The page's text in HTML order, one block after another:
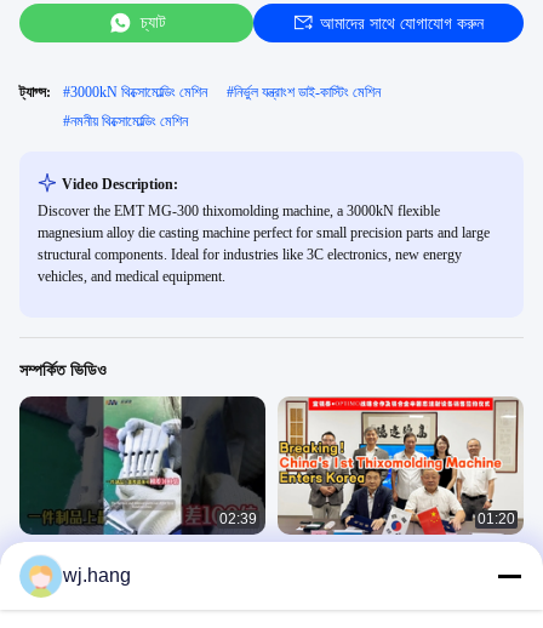
চ্যাট আমাদের সাথে যোগাযোগ করুন
ট্যাগ্স: #3000kN থিক্সোমোল্ডিং মেশিন #নির্ভুল যন্ত্রাংশ ডাই-কাস্টিং মেশিন
#নমনীয় থিক্সোমোল্ডিং মেশিন
Video Description:
Discover the EMT MG-300 thixomolding machine, a 3000kN flexible
magnesium alloy die casting machine perfect for small precision parts and large
structural components. Ideal for industries like 3C electronics, new energy
vehicles, and medical equipment.
সম্পর্কিত ভিডিও
02:39
ম্যাগনেসিয়াম খাদ থিক্সোমোল্ডিং মেশিনের সুবিধা
#ম্যাগনেসিয়াম #থিক্সোমোল্ডিং #ডাইকাস্টিং মেশিন
থিক্সোমোল্ডিং মেশিন
01:20
তীক্সোমোলডিং মাশিন করিয়়া করিয়়া কোরিয়়াতে প্রবেশ
wj.hang